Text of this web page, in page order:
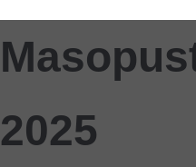
2025